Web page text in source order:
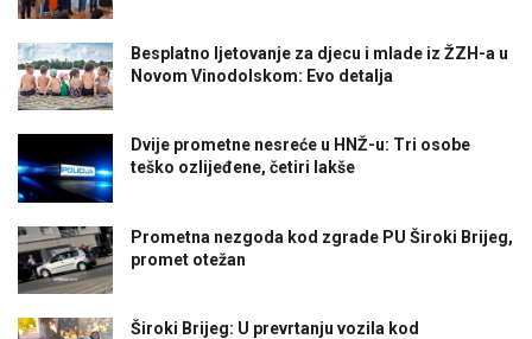
Besplatno ljetovanje za djecu i mlade iz ŽZH-a u
Novom Vinodolskom: Evo detalja
Dvije prometne nesreće u HNŽ-u: Tri osobe
teško ozlijeđene, četiri lakše
Prometna nezgoda kod zgrade PU Široki Brijeg,
promet otežan
Široki Brijeg: U prevrtanju vozila kod